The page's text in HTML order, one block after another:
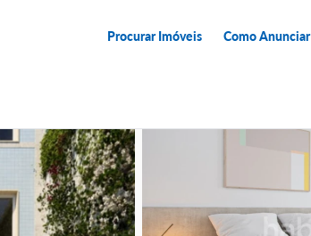
Procurar Imóveis Como Anunciar